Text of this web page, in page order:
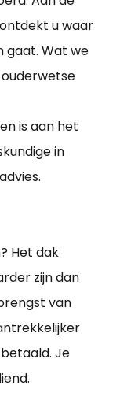
u waar
gaat. Wat we
is aan het
in
Het dak
zijn dan
van
Je